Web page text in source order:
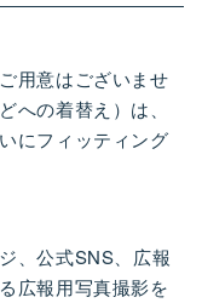
用意はございませ
への着替え）は、
にフィッティング
、公式SNS、広報
広報用写真撮影を